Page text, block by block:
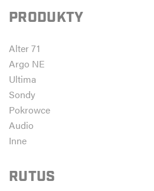
PRODUKTY
Alter 71
Argo NE
Ultima
Sondy
Pokrowce
Audio
Inne
RUTUS